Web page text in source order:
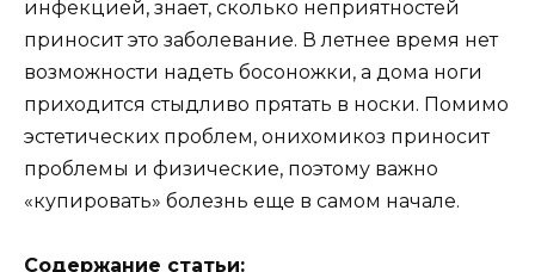
инфекцией, знает, сколько неприятностей
приносит это заболевание. В летнее время нет
возможности надеть босоножки, а дома ноги
приходится стыдливо прятать в носки. Помимо
эстетических проблем, онихомикоз приносит
проблемы и физические, поэтому важно
«купировать» болезнь еще в самом начале.
Содержание статьи: